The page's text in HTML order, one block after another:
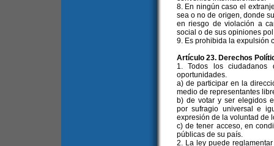
8. En ningún caso el
sea o no de origen, donde
en riesgo de violación a
social o de sus opiniones
9. Es prohibida la expulsión
Artículo 23. Derechos
1. Todos los
oportunidades.
a) de participar en la
medio de representantes
b) de votar y ser elegidos
por sufragio universal e
expresión de la voluntad de
c) de tener acceso, en
públicas de su país.
2. La ley puede